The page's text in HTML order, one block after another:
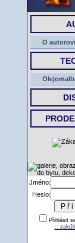
O autorovi
Jméno:
Heslo:
Přihlásit
::